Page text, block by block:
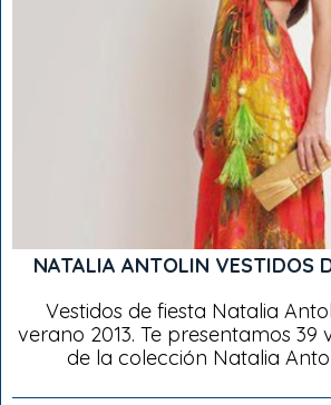
NATALIA ANTOLIN VESTIDOS
Vestidos de fiesta Natalia
verano 2013. Te presentamos 39
de la colección Natalia